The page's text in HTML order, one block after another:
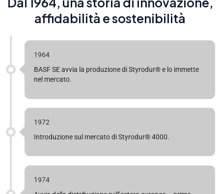
affidabilità e sostenibilità
1964
BASF SE avvia la produzione di Styrodur® e lo immette
nel mercato.
1972
Introduzione sul mercato di Styrodur® 4000.
1974